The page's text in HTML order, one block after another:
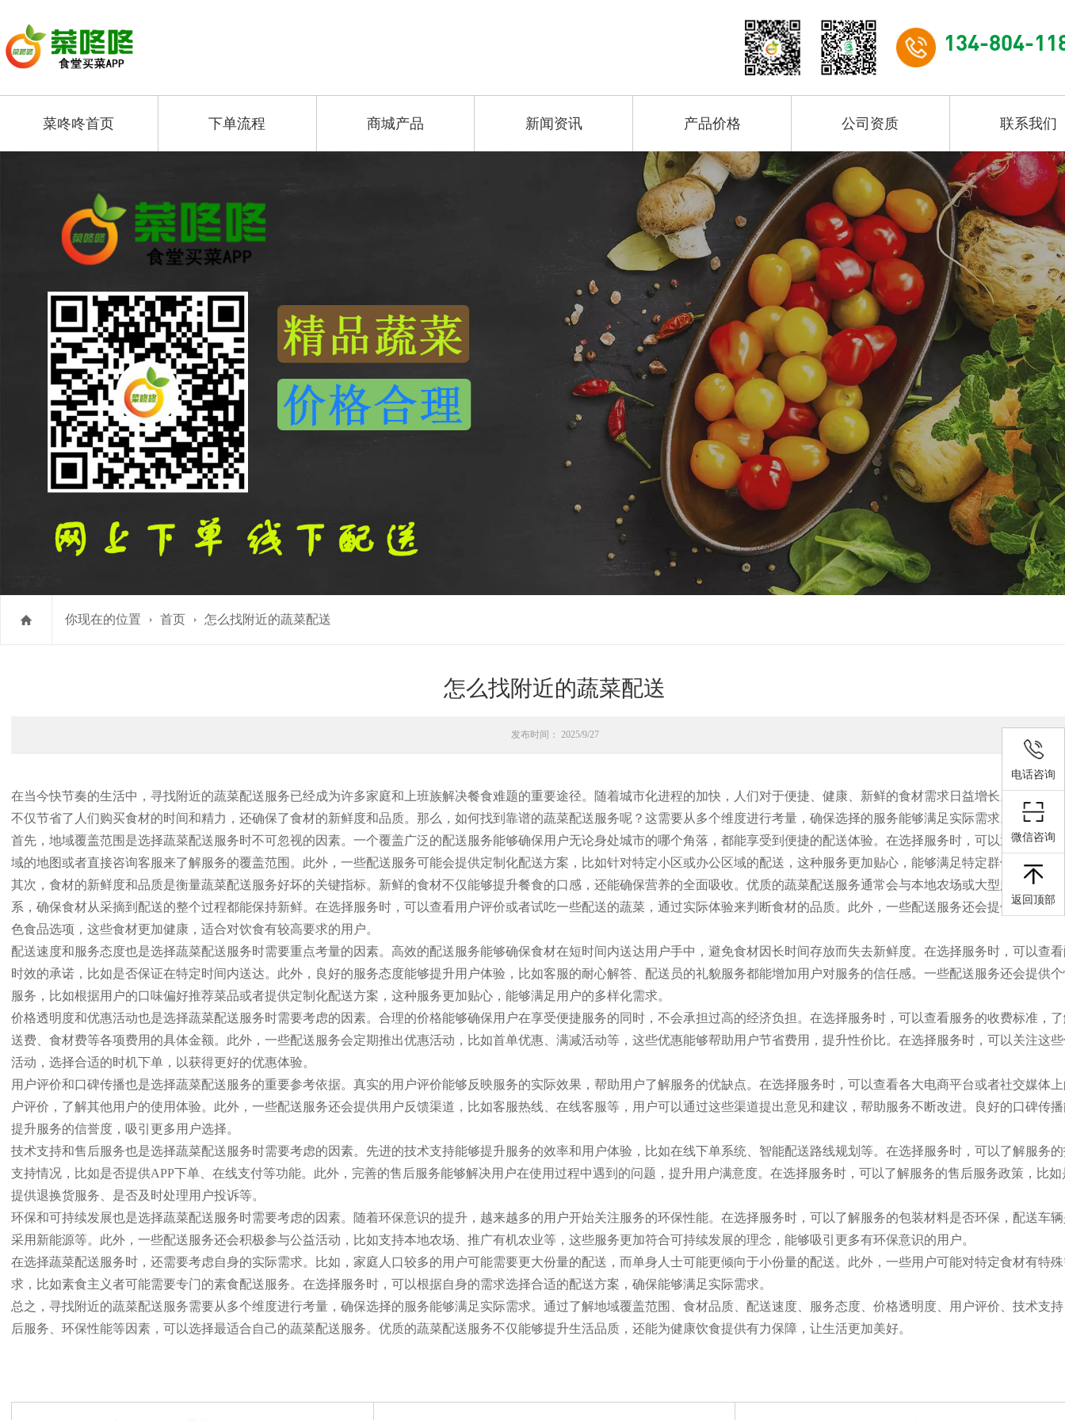
134-804-
菜咚咚首页 下单流程 商城产品 新闻资讯 产品价格 公司资质 联系我们
你现在的位置 首页 怎么找附近的蔬菜配送
怎么找附近的蔬菜配送
发布时间： 2025/9/27
在当今快节奏的生活中，寻找附近的蔬菜配送服务已经成为许多家庭和上班族解决餐食难题的重要途径。随着城市化进程的加快，人们对于便捷、健康、新鲜的食材需求日益增长。蔬菜配
不仅节省了人们购买食材的时间和精力，还确保了食材的新鲜度和品质。那么，如何找到靠谱的蔬菜配送服务呢？这需要从多个维度进行考量，确保选择的服务能够满足实际需求。
首先，地域覆盖范围是选择蔬菜配送服务时不可忽视的因素。一个覆盖广泛的配送服务能够确保用户无论身处城市的哪个角落，都能享受到便捷的配送体验。在选择服务时，可以通过查看
域的地图或者直接咨询客服来了解服务的覆盖范围。此外，一些配送服务可能会提供定制化配送方案，比如针对特定小区或办公区域的配送，这种服务更加贴心，能够满足特定群体的需求。
其次，食材的新鲜度和品质是衡量蔬菜配送服务好坏的关键指标。新鲜的食材不仅能够提升餐食的口感，还能确保营养的全面吸收。优质的蔬菜配送服务通常会与本地农场或大型超市建立
系，确保食材从采摘到配送的整个过程都能保持新鲜。在选择服务时，可以查看用户评价或者试吃一些配送的蔬菜，通过实际体验来判断食材的品质。此外，一些配送服务还会提供有机蔬
色食品选项，这些食材更加健康，适合对饮食有较高要求的用户。
配送速度和服务态度也是选择蔬菜配送服务时需要重点考量的因素。高效的配送服务能够确保食材在短时间内送达用户手中，避免食材因长时间存放而失去新鲜度。在选择服务时，可以查
时效的承诺，比如是否保证在特定时间内送达。此外，良好的服务态度能够提升用户体验，比如客服的耐心解答、配送员的礼貌服务都能增加用户对服务的信任感。一些配送服务还会提供
服务，比如根据用户的口味偏好推荐菜品或者提供定制化配送方案，这种服务更加贴心，能够满足用户的多样化需求。
价格透明度和优惠活动也是选择蔬菜配送服务时需要考虑的因素。合理的价格能够确保用户在享受便捷服务的同时，不会承担过高的经济负担。在选择服务时，可以查看服务的收费标准，
送费、食材费等各项费用的具体金额。此外，一些配送服务会定期推出优惠活动，比如首单优惠、满减活动等，这些优惠能够帮助用户节省费用，提升性价比。在选择服务时，可以关注这
活动，选择合适的时机下单，以获得更好的优惠体验。
用户评价和口碑传播也是选择蔬菜配送服务的重要参考依据。真实的用户评价能够反映服务的实际效果，帮助用户了解服务的优缺点。在选择服务时，可以查看各大电商平台或者社交媒体
户评价，了解其他用户的使用体验。此外，一些配送服务还会提供用户反馈渠道，比如客服热线、在线客服等，用户可以通过这些渠道提出意见和建议，帮助服务不断改进。良好的口碑传
提升服务的信誉度，吸引更多用户选择。
技术支持和售后服务也是选择蔬菜配送服务时需要考虑的因素。先进的技术支持能够提升服务的效率和用户体验，比如在线下单系统、智能配送路线规划等。在选择服务时，可以了解服务
支持情况，比如是否提供APP下单、在线支付等功能。此外，完善的售后服务能够解决用户在使用过程中遇到的问题，提升用户满意度。在选择服务时，可以了解服务的售后服务政策，比如
提供退换货服务、是否及时处理用户投诉等。
环保和可持续发展也是选择蔬菜配送服务时需要考虑的因素。随着环保意识的提升，越来越多的用户开始关注服务的环保性能。在选择服务时，可以了解服务的包装材料是否环保，配送车
采用新能源等。此外，一些配送服务还会积极参与公益活动，比如支持本地农场、推广有机农业等，这些服务更加符合可持续发展的理念，能够吸引更多有环保意识的用户。
在选择蔬菜配送服务时，还需要考虑自身的实际需求。比如，家庭人口较多的用户可能需要更大份量的配送，而单身人士可能更倾向于小份量的配送。此外，一些用户可能对特定食材有特
求，比如素食主义者可能需要专门的素食配送服务。在选择服务时，可以根据自身的需求选择合适的配送方案，确保能够满足实际需求。
总之，寻找附近的蔬菜配送服务需要从多个维度进行考量，确保选择的服务能够满足实际需求。通过了解地域覆盖范围、食材品质、配送速度、服务态度、价格透明度、用户评价、技术支
后服务、环保性能等因素，可以选择最适合自己的蔬菜配送服务。优质的蔬菜配送服务不仅能够提升生活品质，还能为健康饮食提供有力保障，让生活更加美好。
电话咨询
微信咨询
返回顶部